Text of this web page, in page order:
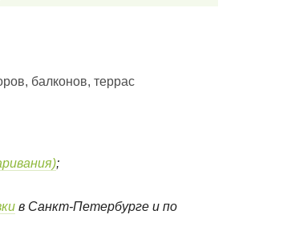
балконов, террас
;
в Санкт-Петербурге и по